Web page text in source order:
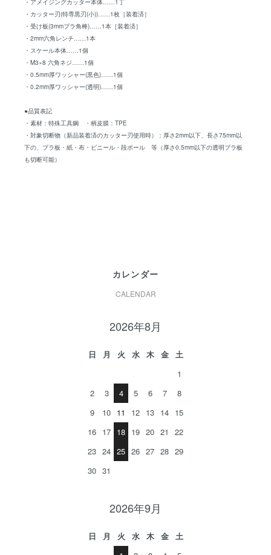
・アメイジングカッター本体……1丁
・カッター刃(特専黒刃(小))……1枚［装着済］
・受け板(3mmプラ角棒)……1本［装着済］
・2mm六角レンチ……1本
・スケール本体……1個
・M3×8 六角ネジ……1個
・0.5mm厚ワッシャー(黒色)……1個
・0.2mm厚ワッシャー(透明)……1個
●品質表記
・素材：特殊工具鋼 ・柄皮膜：TPE
・対象切断物（新品装着済のカッター刃使用時）：厚さ2mm以下、長さ75mm以
下の、プラ板・紙・布・ビニール・段ボール 等（厚さ0.5mm以下の透明プラ板
も切断可能）
カレンダー
CALENDAR
2026年8月
日 月 火 水 木 金
土
1
2
3 4 5 6 7
8
9
10 11 12 13 14 15
16 17 18 19 20 21
22
23 24 25 26 27 28 29
30 31
2026年9月
日 月 火 水 木 金
土